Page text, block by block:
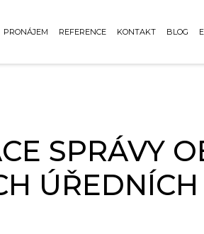
PRONÁJEM REFERENCE KONTAKT BLOG
SPRÁVY